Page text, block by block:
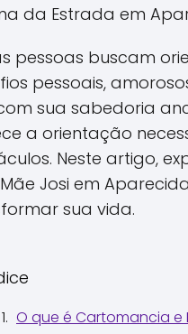
da Estrada em
pessoas buscam
pessoais,
sua sabedoria
a orientação
Neste artigo,
Josi em
sua vida.
O que é Cartomancia e